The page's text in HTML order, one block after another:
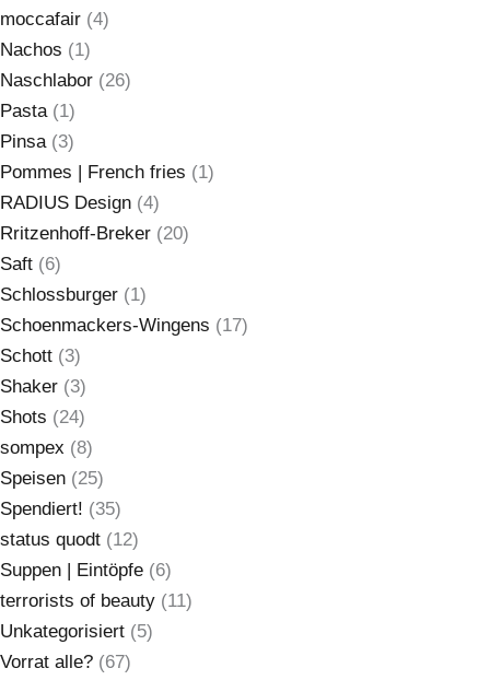
moccafair (4)
Nachos (1)
Naschlabor (26)
Pasta (1)
Pinsa (3)
Pommes | French fries (1)
RADIUS Design (4)
Rritzenhoff-Breker (20)
Saft (6)
Schlossburger (1)
Schoenmackers-Wingens (17)
Schott (3)
Shaker (3)
Shots (24)
sompex (8)
Speisen (25)
Spendiert! (35)
status quodt (12)
Suppen | Eintöpfe (6)
terrorists of beauty (11)
Unkategorisiert (5)
Vorrat alle? (67)